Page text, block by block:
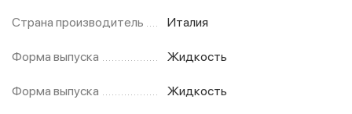
Страна производитель Италия
Форма выпуска Жидкость
Форма выпуска Жидкость